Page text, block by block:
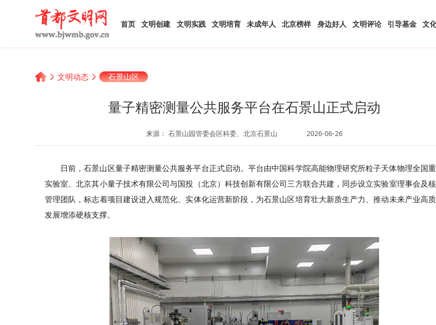
首页 文明创建 文明实践 文明培育 未成年人 北京榜样 身边好人 文明评论 引导基金 文
文明动态 石景山区
量子精密测量公共服务平台在石景山正式启动
来源： 石景山园管委会区科委、北京石景山 2026-06-26
日前，石景山区量子精密测量公共服务平台正式启动。平台由中国科学院高能物理研究所粒子天体物理全国
实验室、北京其小量子技术有限公司与国投（北京）科技创新有限公司三方联合共建，同步设立实验室理事会及
管理团队，标志着项目建设进入规范化、实体化运营新阶段，为石景山区培育壮大新质生产力、推动未来产业高
发展增添硬核支撑。